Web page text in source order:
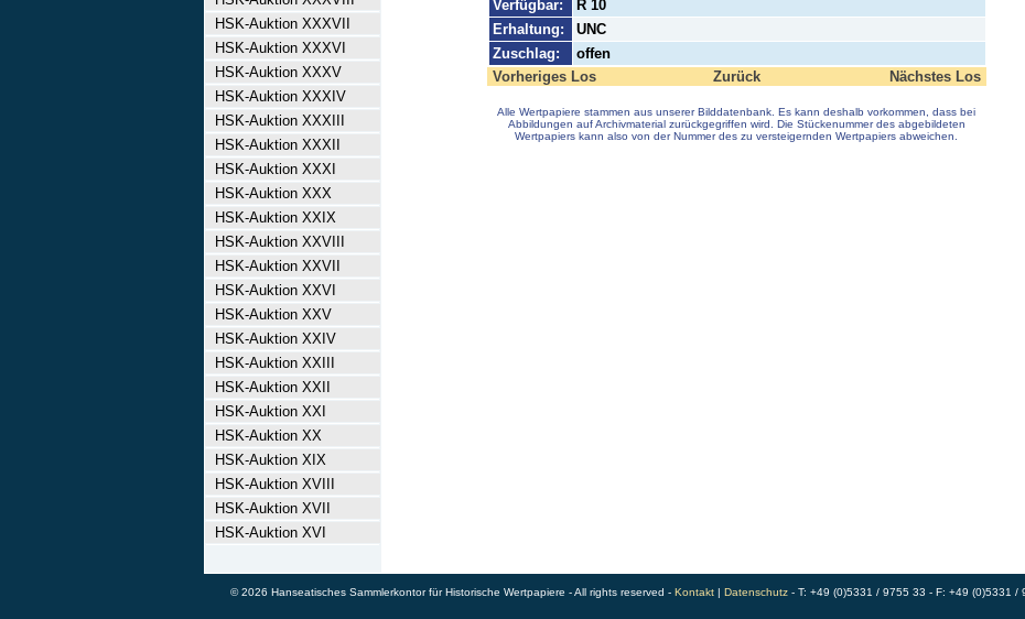
HSK-Auktion XXXVII
HSK-Auktion XXXVI
HSK-Auktion XXXV
HSK-Auktion XXXIV
HSK-Auktion XXXIII
HSK-Auktion XXXII
HSK-Auktion XXXI
HSK-Auktion XXX
HSK-Auktion XXIX
HSK-Auktion XXVIII
HSK-Auktion XXVII
HSK-Auktion XXVI
HSK-Auktion XXV
HSK-Auktion XXIV
HSK-Auktion XXIII
HSK-Auktion XXII
HSK-Auktion XXI
HSK-Auktion XX
HSK-Auktion XIX
HSK-Auktion XVIII
HSK-Auktion XVII
HSK-Auktion XVI
Verfügbar:
R 10
Erhaltung:
UNC
Zuschlag:
offen
Vorheriges Los
Zurück Nächstes Los
Alle Wertpapiere stammen aus unserer Bilddatenbank. Es kann deshalb vorkommen, dass bei
Abbildungen auf Archivmaterial zurückgegriffen wird. Die Stückenummer des abgebildeten
Wertpapiers kann also von der Nummer des zu versteigernden Wertpapiers abweichen.
© 2026 Hanseatisches Sammlerkontor für Historische Wertpapiere - All rights reserved - Kontakt| Datenschutz- T: +49 (0)5331 / 9755 33 - F: +49 (0)5331 /